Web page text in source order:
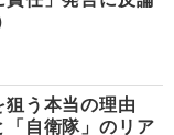
狙う本当の理由
「自衛隊」のリア